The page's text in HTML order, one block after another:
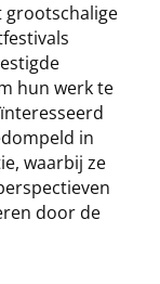
grootschalige
hun werk te
in
waarbij ze
door de